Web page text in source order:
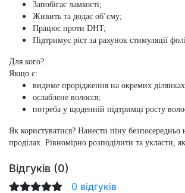
Запобігає ламкості;
Живить та додає об’єму;
Працює проти DHT;
Підтримує ріст за рахунок стимуляції
Для кого?
Якщо є:
видиме прорідження на окремих
ослаблене волосся;
потреба у щоденній підтримці росту
Як користуватися? Нанести піну
проділах. Рівномірно розподілити та укласти,
Відгуків (0)
0 відгуків